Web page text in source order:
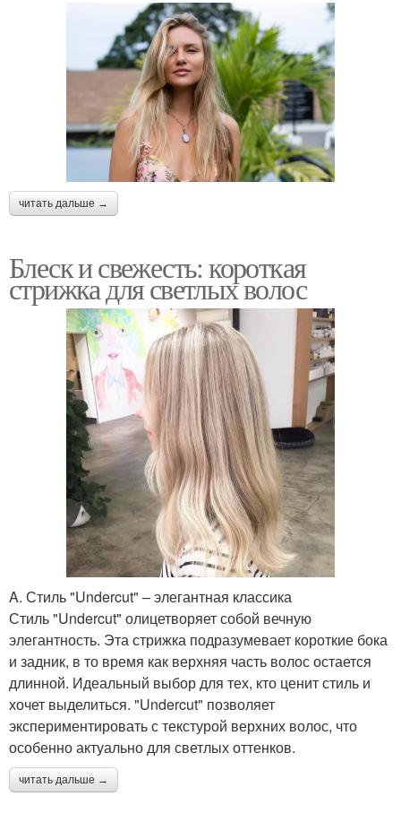
читать дальше →
Блеск и свежесть: короткая
стрижка для светлых волос
A. Стиль "Undercut" – элегантная классика
Стиль "Undercut" олицетворяет собой вечную
элегантность. Эта стрижка подразумевает короткие бока
и задник, в то время как верхняя часть волос остается
длинной. Идеальный выбор для тех, кто ценит стиль и
хочет выделиться. "Undercut" позволяет
экспериментировать с текстурой верхних волос, что
особенно актуально для светлых оттенков.
читать дальше →